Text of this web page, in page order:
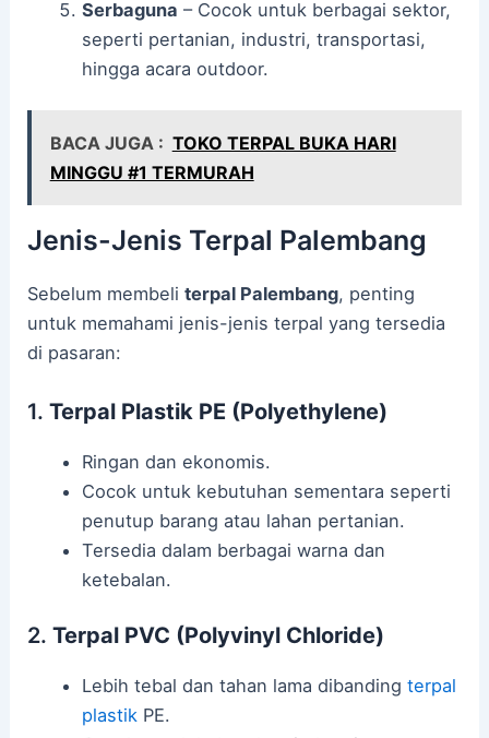
Serbaguna – Cocok untuk berbagai sektor,
seperti pertanian, industri, transportasi,
hingga acara outdoor.
BACA JUGA : TOKO TERPAL BUKA HARI
MINGGU #1 TERMURAH
Jenis-Jenis Terpal Palembang
Sebelum membeliterpal Palembang, penting
untuk memahami jenis-jenis terpal yang tersedia
di pasaran:
1.Terpal Plastik PE (Polyethylene)
Ringan dan ekonomis.
Cocok untuk kebutuhan sementara seperti
penutup barang atau lahan pertanian.
Tersedia dalam berbagai warna dan
ketebalan.
2.Terpal PVC (Polyvinyl Chloride)
Lebih tebal dan tahan lama dibanding terpal
plastikPE.